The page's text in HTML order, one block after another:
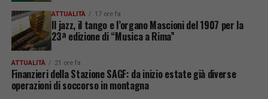
ATTUALITÀ 17 ore fa
Il jazz, il tango e l’organo Mascioni del 1907 per la
23ª edizione di “Musica a Rima”
ATTUALITÀ 21 ore fa
Finanzieri della Stazione SAGF: da inizio estate già diverse
operazioni di soccorso in montagna